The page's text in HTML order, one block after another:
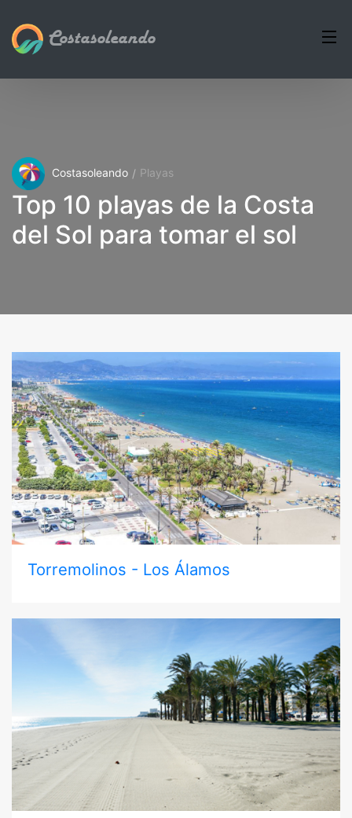
Costasoleando
Costasoleando Playas
Top 10 playas de la Costa
del Sol para tomar el sol
Torremolinos - Los Álamos